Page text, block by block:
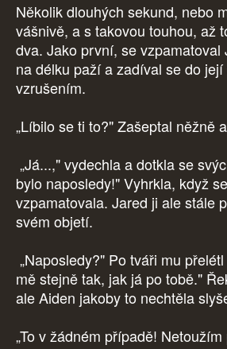
Několik dlouhých sekund, nebo
vášnivě, a s takovou touhou, až
dva. Jako první, se vzpamatoval
na délku paží a zadíval se do
vzrušením.
„Líbilo se ti to?" Zašeptal něžně
„Já...," vydechla a dotkla se
bylo naposledy!" Vyhrkla, když
vzpamatovala. Jared ji ale stále
svém objetí.
„Naposledy?" Po tváři mu
mě stejně tak, jak já po tobě."
ale Aiden jakoby to nechtěla
„To v žádném případě!